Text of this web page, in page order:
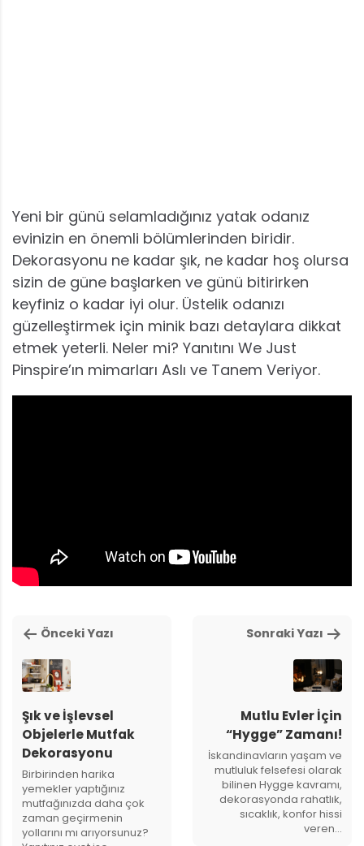
Yeni bir günü selamladığınız yatak odanız
evinizin en önemli bölümlerinden biridir.
Dekorasyonu ne kadar şık, ne kadar hoş olursa
sizin de güne başlarken ve günü bitirirken
keyfiniz o kadar iyi olur. Üstelik odanızı
güzelleştirmek için minik bazı detaylara dikkat
etmek yeterli. Neler mi? Yanıtını We Just
Pinspire’ın mimarları Aslı ve Tanem Veriyor.
Önceki Yazı
Şık ve İşlevsel
Objelerle Mutfak
Dekorasyonu
Birbirinden harika
yemekler yaptığınız
mutfağınızda daha çok
zaman geçirmenin
yollarını mı arıyorsunuz?
Sonraki Yazı
Mutlu Evler İçin
“Hygge” Zamanı!
İskandinavların yaşam ve
mutluluk felsefesi olarak
bilinen Hygge kavramı,
dekorasyonda rahatlık,
sıcaklık, konfor hissi
veren…